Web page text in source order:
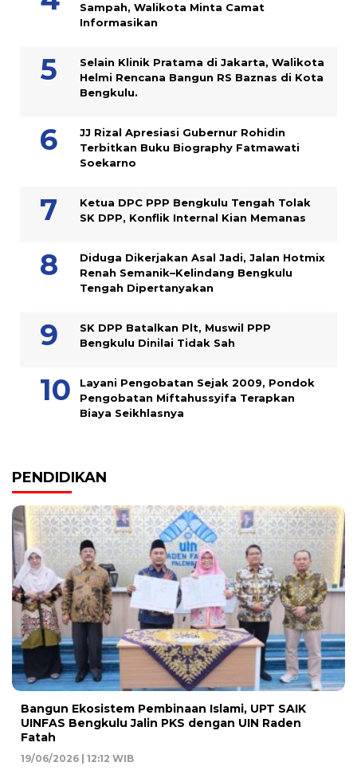
Sampah, Walikota Minta Camat
Informasikan
Selain Klinik Pratama di Jakarta, Walikota
Helmi Rencana Bangun RS Baznas di Kota
Bengkulu.
JJ Rizal Apresiasi Gubernur Rohidin
Terbitkan Buku Biography Fatmawati
Soekarno
Ketua DPC PPP Bengkulu Tengah Tolak
SK DPP, Konflik Internal Kian Memanas
Diduga Dikerjakan Asal Jadi, Jalan Hotmix
Renah Semanik–Kelindang Bengkulu
Tengah Dipertanyakan
SK DPP Batalkan Plt, Muswil PPP
Bengkulu Dinilai Tidak Sah
Layani Pengobatan Sejak 2009, Pondok
Pengobatan Miftahussyifa Terapkan
Biaya Seikhlasnya
PENDIDIKAN
Bangun Ekosistem Pembinaan Islami, UPT SAIK
UINFAS Bengkulu Jalin PKS dengan UIN Raden
Fatah
19/06/2026 | 12:12 WIB